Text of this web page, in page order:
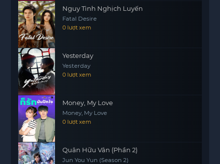
Nguy Tình Nghịch Luyến
Fatal Desire
0 lượt xem
Yesterday
Yesterday
0 lượt xem
Money, My Love
Money, My Love
0 lượt xem
Quân Hữu Vân (Phần 2)
Jun You Yun (Season 2)